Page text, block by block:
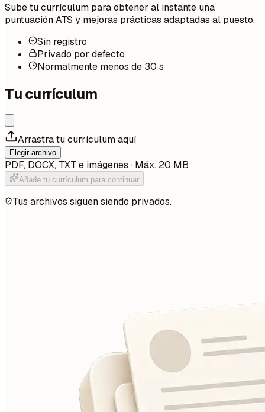
Sube tu currículum para obtener al instante una
puntuación ATS y mejoras prácticas adaptadas al puesto.
Sin registro
Privado por defecto
Normalmente menos de 30 s
Tu currículum
Arrastra tu currículum aquí
Elegir archivo
PDF, DOCX, TXT e imágenes · Máx. 20 MB
Añade tu currículum para continuar
Tus archivos siguen siendo privados.